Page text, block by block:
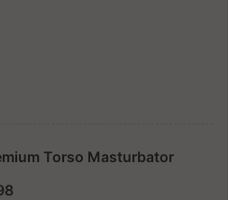
Torso Masturbator